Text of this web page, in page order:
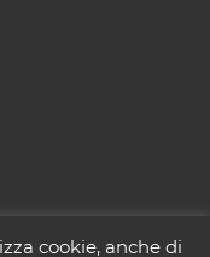
cookie, anche di